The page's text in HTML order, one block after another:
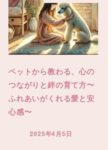
ペットから教わる、心の
つながりと絆の育て方〜
ふれあいがくれる愛と安
心感〜
投稿日
2025年4月5日